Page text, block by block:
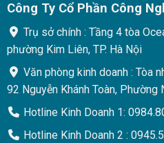
Công Ty Cổ Phần Công
Trụ sở chính : Tầng 4 tòa
phường Kim Liên, TP. Hà Nội
Văn phòng kinh doanh : Tòa
92 Nguyễn Khánh Toàn, Phường
Hotline Kinh Doanh 1:
Hotline Kinh Doanh 2 :